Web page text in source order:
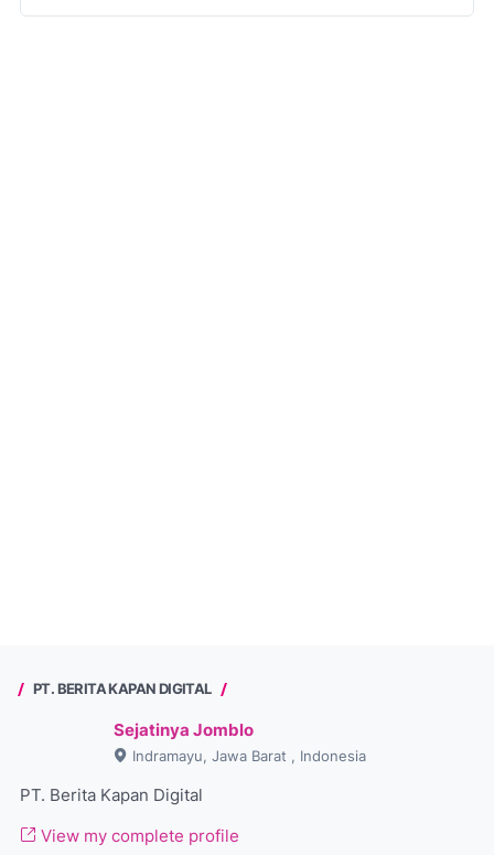
PT. BERITA KAPAN DIGITAL
Sejatinya Jomblo
Indramayu, Jawa Barat , Indonesia
PT. Berita Kapan Digital
View my complete profile